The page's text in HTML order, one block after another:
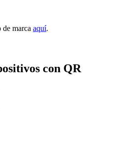
marca aquí.
con QR